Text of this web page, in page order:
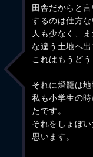
田舎だからと
するのは仕方な
人も少なく、
な違う土地へ出
これはもうど
それに燈籠は
私も小学生の
たです。
それをしょぼ
思います。